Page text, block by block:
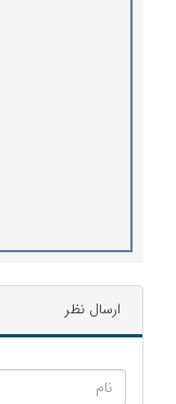
ارسال نظر